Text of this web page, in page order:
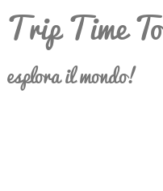
Trip Time To
esplora il mondo!